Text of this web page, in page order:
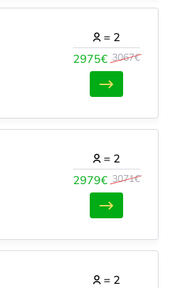
2975€ 3067€
= 2
2979€ 3071€
= 2
= 2